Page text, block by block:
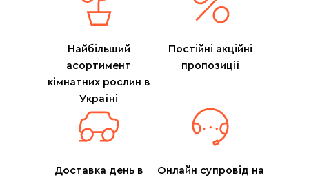
Найбільший
асортимент
кімнатних рослин в
Україні
Постійні акційні
пропозиції
Доставка день в
Онлайн супровід на